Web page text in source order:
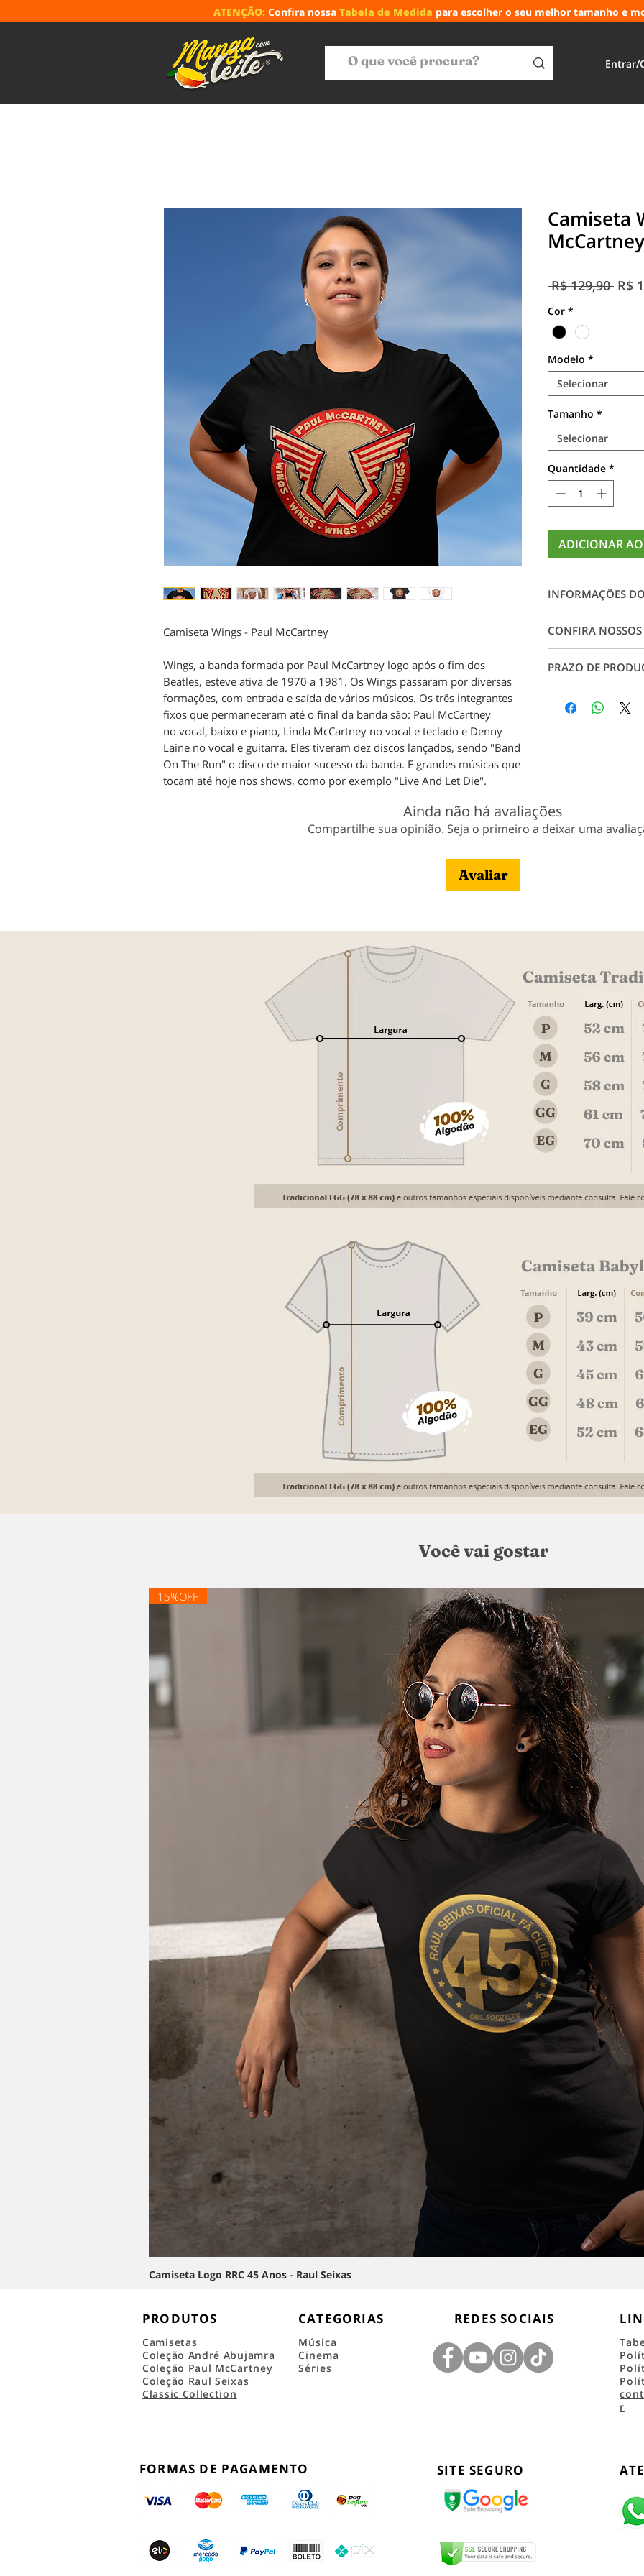
ATENÇÃO: Confira nossa Tabela de Medida para escolher o seu melhor tamanho e
Entrar/
Camiseta Wings - Paul McCartney
Wings, a banda formada por Paul McCartney logo após o fim dos
Beatles, esteve ativa de 1970 a 1981. Os Wings passaram por diversas
formações, com entrada e saída de vários músicos. Os três integrantes
fixos que permaneceram até o final da banda são: Paul McCartney
no vocal, baixo e piano, Linda McCartney no vocal e teclado e Denny
Laine no vocal e guitarra. Eles tiveram dez discos lançados, sendo "Band
On The Run" o disco de maior sucesso da banda. E grandes músicas que
tocam até hoje nos shows, como por exemplo "Live And Let Die".
Camiseta
McCartney
R$ 129,90 R$
Cor *
Modelo *
Selecionar
Tamanho *
Selecionar
Quantidade *
ADICIONAR
INFORMAÇÕES
impressão digital
rachaduras,
durabilidade.
CONFIRA
Tabela de Medidas
PRAZO DE
pagamento;
Ainda não há avaliações
Compartilhe sua opinião. Seja o primeiro a deixar uma
Avaliar
Você vai gostar
15%OFF
Camiseta Logo RRC 45 Anos - Raul Seixas
PRODUTOS
Camisetas
Coleção André Abujamra
Coleção Paul McCartney
Coleção Raul Seixas
Classic Collection
CATEGORIAS
Música
Cinema
Séries
REDES SOCIAIS
r
FORMAS DE PAGAMENTO SITE SEGURO